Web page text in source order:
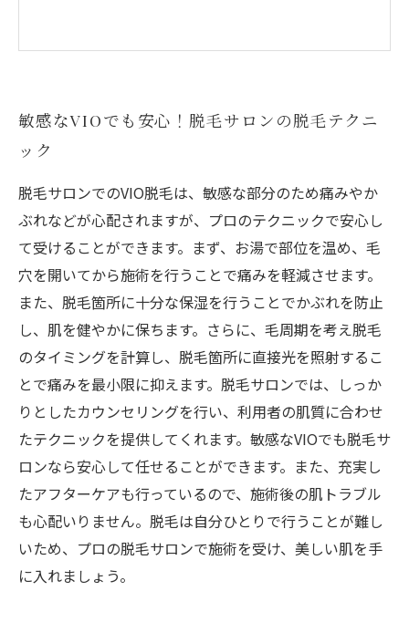
敏感なVIOでも安心！脱毛サロンの脱毛テクニ
ック
脱毛サロンでのVIO脱毛は、敏感な部分のため痛みやか
ぶれなどが心配されますが、プロのテクニックで安心し
て受けることができます。まず、お湯で部位を温め、毛
穴を開いてから施術を行うことで痛みを軽減させます。
また、脱毛箇所に十分な保湿を行うことでかぶれを防止
し、肌を健やかに保ちます。さらに、毛周期を考え脱毛
のタイミングを計算し、脱毛箇所に直接光を照射するこ
とで痛みを最小限に抑えます。脱毛サロンでは、しっか
りとしたカウンセリングを行い、利用者の肌質に合わせ
たテクニックを提供してくれます。敏感なVIOでも脱毛サ
ロンなら安心して任せることができます。また、充実し
たアフターケアも行っているので、施術後の肌トラブル
も心配いりません。脱毛は自分ひとりで行うことが難し
いため、プロの脱毛サロンで施術を受け、美しい肌を手
に入れましょう。